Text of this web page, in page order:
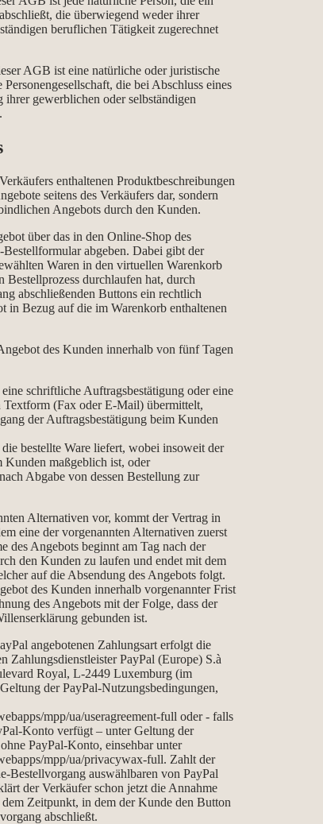
die überwiegend weder ihrer
beruflichen Tätigkeit zugerechnet
AGB ist eine natürliche oder juristische
die bei Abschluss eines
ihrer gewerblichen oder selbständigen
enthaltenen Produktbeschreibungen
seitens des Verkäufers dar, sondern
Angebots durch den Kunden.
über das in den Online-Shop des
abgeben. Dabei gibt der
Waren in den virtuellen Warenkorb
Bestellprozess durchlaufen hat, durch
abschließenden Buttons ein rechtlich
in Bezug auf die im Warenkorb enthaltenen
des Kunden innerhalb von fünf Tagen
schriftliche Auftragsbestätigung oder eine
Textform (Fax oder E-Mail) übermittelt,
der Auftragsbestätigung beim Kunden
bestellte Ware liefert, wobei insoweit der
Kunden maßgeblich ist, oder
Abgabe von dessen Bestellung zur
Alternativen vor, kommt der Vertrag in
eine der vorgenannten Alternativen zuerst
des Angebots beginnt am Tag nach der
den Kunden zu laufen und endet mit dem
auf die Absendung des Angebots folgt.
des Kunden innerhalb vorgenannter Frist
des Angebots mit der Folge, dass der
gebunden ist.
angebotenen Zahlungsart erfolgt die
Zahlungsdienstleister PayPal (Europe) S.à
Royal, L-2449 Luxemburg (im
der PayPal-Nutzungsbedingungen,
mpp/ua/useragreement-full oder - falls
Konto verfügt – unter Geltung der
PayPal-Konto, einsehbar unter
mpp/ua/privacywax-full. Zahlt der
Bestellvorgang auswählbaren von PayPal
der Verkäufer schon jetzt die Annahme
Zeitpunkt, in dem der Kunde den Button
abschließt.